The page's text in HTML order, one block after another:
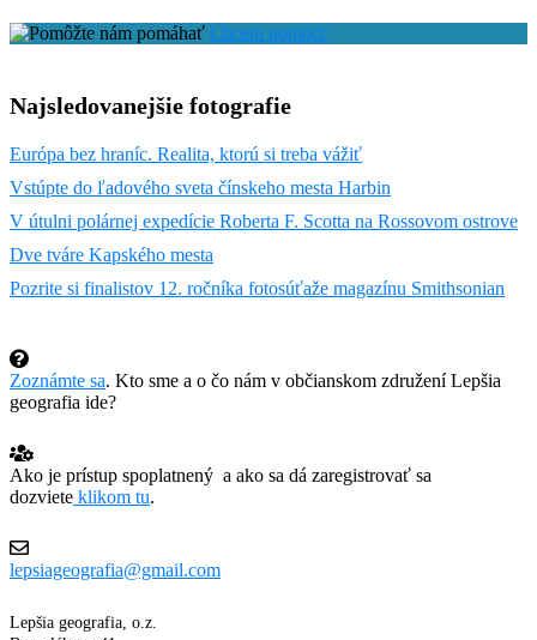
Chcem pomôcť
Najsledovanejšie fotografie
Európa bez hraníc. Realita, ktorú si treba vážiť
Vstúpte do ľadového sveta čínskeho mesta Harbin
V útulni polárnej expedície Roberta F. Scotta na Rossovom ostrove
Dve tváre Kapského mesta
Pozrite si finalistov 12. ročníka fotosúťaže magazínu Smithsonian
Zoznámte sa. Kto sme a o čo nám v občianskom združení Lepšia
geografia ide?
Ako je prístup spoplatnený a ako sa dá zaregistrovať sa
dozviete klikom tu.
lepsiageografia@gmail.com
Lepšia geografia, o.z.